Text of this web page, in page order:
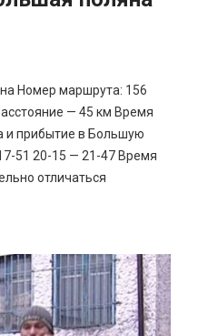
Номер маршрута: 156
— 45 км Время
и прибытие в Большую
51 20-15 — 21-47 Время
отличаться